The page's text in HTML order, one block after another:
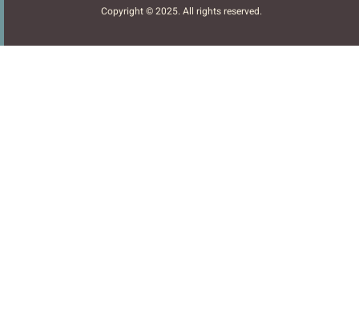
Copyright © 2025. All rights reserved.